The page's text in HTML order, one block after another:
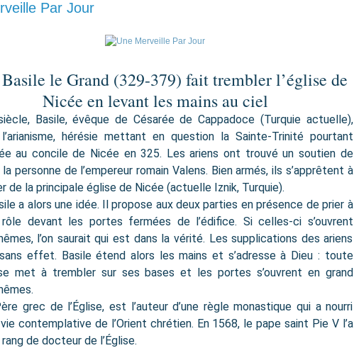
Par Jour
le Grand (329-379) fait trembler l’église de
Nicée en levant les mains au ciel
Basile, évêque de Césarée de Cappadoce (Turquie actuelle),
hérésie mettant en question la Sainte-Trinité pourtant
au concile de Nicée en 325. Les ariens ont trouvé un soutien de
personne de l’empereur romain Valens. Bien armés, ils s’apprêtent à
de la principale église de Nicée (actuelle Iznik, Turquie).
a alors une idée. Il propose aux deux parties en présence de prier à
devant les portes fermées de l’édifice. Si celles-ci s’ouvrent
l’on saurait qui est dans la vérité. Les supplications des ariens
effet. Basile étend alors les mains et s’adresse à Dieu : toute
met à trembler sur ses bases et les portes s’ouvrent en grand
grec de l’Église, est l’auteur d’une règle monastique qui a nourri
contemplative de l’Orient chrétien. En 1568, le pape saint Pie V l’a
de docteur de l’Église.